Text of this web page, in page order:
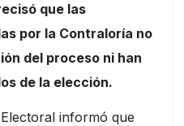
que las
por la Contraloría no
del proceso ni han
de la elección.
informó que